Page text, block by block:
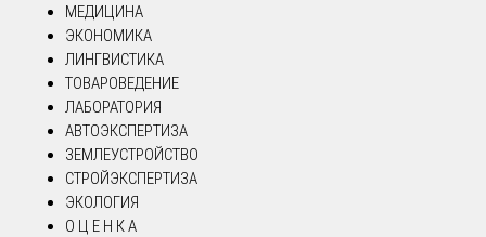
МЕДИЦИНА
ЭКОНОМИКА
ЛИНГВИСТИКА
ТОВАРОВЕДЕНИЕ
ЛАБОРАТОРИЯ
АВТОЭКСПЕРТИЗА
ЗЕМЛЕУСТРОЙСТВО
СТРОЙЭКСПЕРТИЗА
ЭКОЛОГИЯ
О Ц Е Н К А